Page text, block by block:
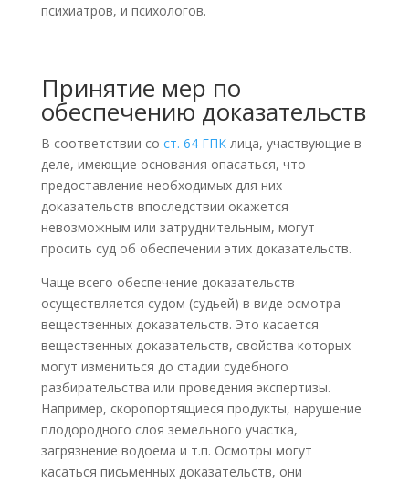
психиатров, и психологов.
Принятие мер по
обеспечению доказательств
В соответствии со ст. 64 ГПКлица, участвующие в
деле, имеющие основания опасаться, что
предоставление необходимых для них
доказательств впоследствии окажется
невозможным или затруднительным, могут
просить суд об обеспечении этих доказательств.
Чаще всего обеспечение доказательств
осуществляется судом (судьей) в виде осмотра
вещественных доказательств. Это касается
вещественных доказательств, свойства которых
могут измениться до стадии судебного
разбирательства или проведения экспертизы.
Например, скоропортящиеся продукты, нарушение
плодородного слоя земельного участка,
загрязнение водоема и т.п. Осмотры могут
касаться письменных доказательств, они